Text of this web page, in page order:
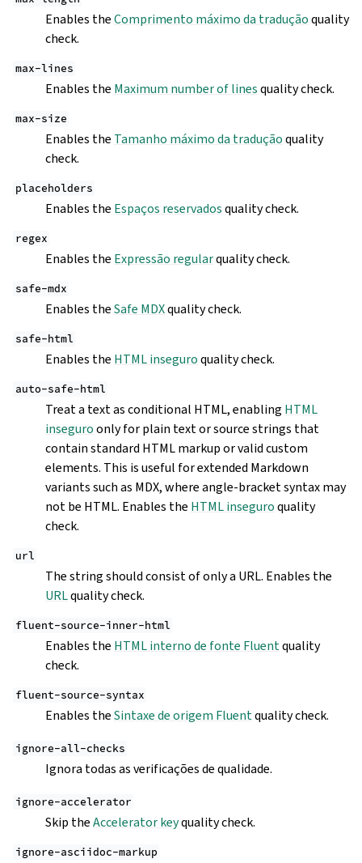
Enables theComprimento máximo da traduçãoquality
check.
max-lines
Enables the Maximum number of linesquality check.
max-size
Enables the Tamanho máximo da traduçãoquality
check.
placeholders
Enables the Espaços reservadosquality check.
regex
Enables the Expressão regularquality check.
safe-mdx
Enables theSafe MDXquality check.
safe-html
Enables the HTML inseguroquality check.
auto-safe-html
Treat a text as conditional HTML, enabling HTML
inseguroonly for plain text or source strings that
contain standard HTML markup or valid custom
elements. This is useful for extended Markdown
variants such as MDX, where angle-bracket syntax may
not be HTML. Enables the HTML inseguroquality
check.
url
The string should consist of only a URL. Enables the
URLquality check.
fluent-source-inner-html
Enables the HTML interno de fonte Fluentquality
check.
fluent-source-syntax
Enables theSintaxe de origem Fluentquality check.
ignore-all-checks
Ignora todas as verificações de qualidade.
ignore-accelerator
Skip theAccelerator keyquality check.
ignore-asciidoc-markup